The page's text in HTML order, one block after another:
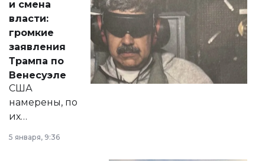
политических
реформах до
вопросов армии,
экономики и
личного здоровья.
и смена
власти:
громкие
заявления
Трампа по
Венесуэле
США
намерены, по
их
принести
5 января, 9:36